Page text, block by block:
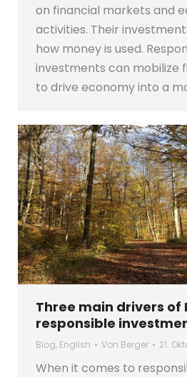
on financial markets and
activities. Their
how money is used.
investments can mobilize
to drive economy into a
Three main drivers of
responsible
Blog, English Von Berger 21.
When it comes to